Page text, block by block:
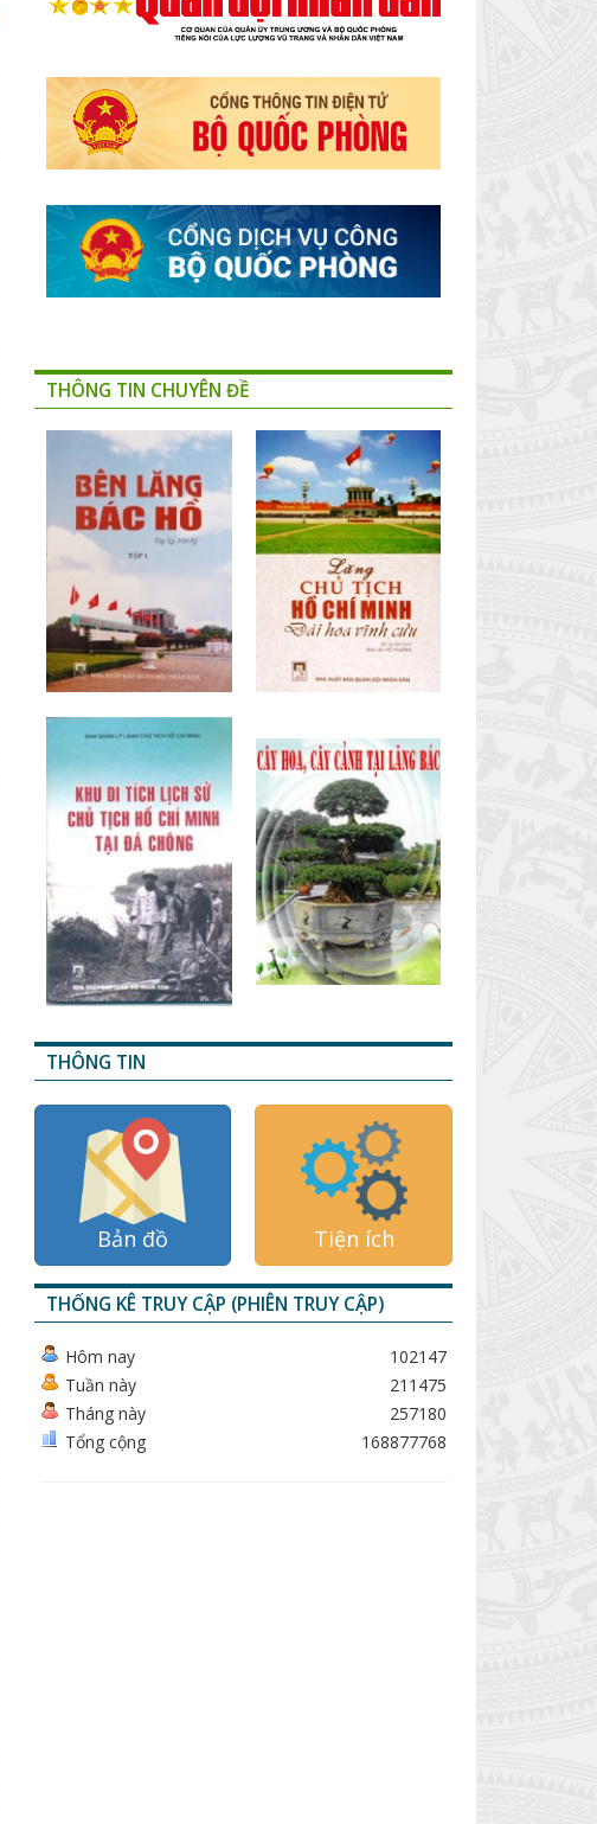
THÔNG TIN CHUYÊN ĐỀ
THÔNG TIN
Bản đồ Tiện ích
THỐNG KÊ TRUY CẬP (PHIÊN TRUY CẬP)
Hôm nay
Tuần này
Tháng này
Tổng cộng
102147
211475
257180
168877768